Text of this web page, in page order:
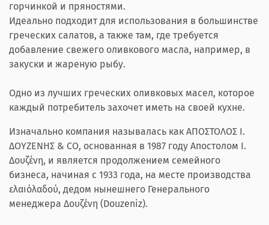
горчинкой и пряностями.
Идеально подходит для использования в большинстве
греческих салатов, а также там, где требуется
добавление свежего оливкового масла, например, в
закуски и жареную рыбу.
Одно из лучших греческих оливковых масел, которое
каждый потребитель захочет иметь на своей кухне.
Изначально компания называлась как ΑΠΟΣΤΟΛΟΣ I.
ΔΟΥΖΕΝΗΣ & CO, основанная в 1987 году Апостолом I.
Δουζένη, и является продолжением семейного
бизнеса, начиная с 1933 года, на месте производства
ελαιόλαδού, дедом нынешнего Генерального
менеджера Δουζένη (Douzeniz).